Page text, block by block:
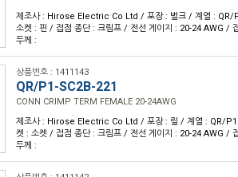
제조사 : Hirose Electric Co Ltd / 포장 : 벌크 / 계열 : QR/
소켓 : 핀 / 접점 종단 : 크림프 / 전선 게이지 : 20-24 AWG /
두께 :
상품번호 : 1411143
QR/P1-SC2B-221
CONN CRIMP TERM FEMALE 20-24AWG
제조사 : Hirose Electric Co Ltd / 포장 : 릴 / 계열 : QR/P1
켓 : 소켓 / 접점 종단 : 크림프 / 전선 게이지 : 20-24 AWG /
두께 :